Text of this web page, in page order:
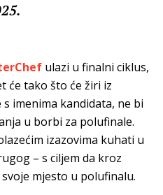
ulazi u finalni ciklus,
će tako što će žiri iz
imenima kandidata, ne bi
u borbi za polufinale.
izazovima kuhati u
– s ciljem da kroz
mjesto u polufinalu.